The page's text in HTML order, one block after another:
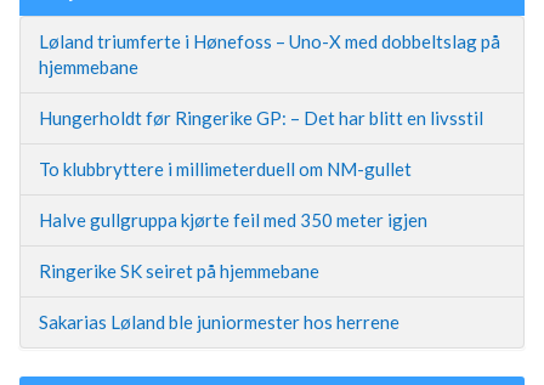
Løland triumferte i Hønefoss – Uno-X med dobbeltslag på
hjemmebane
Hungerholdt før Ringerike GP: – Det har blitt en livsstil
To klubbryttere i millimeterduell om NM-gullet
Halve gullgruppa kjørte feil med 350 meter igjen
Ringerike SK seiret på hjemmebane
Sakarias Løland ble juniormester hos herrene